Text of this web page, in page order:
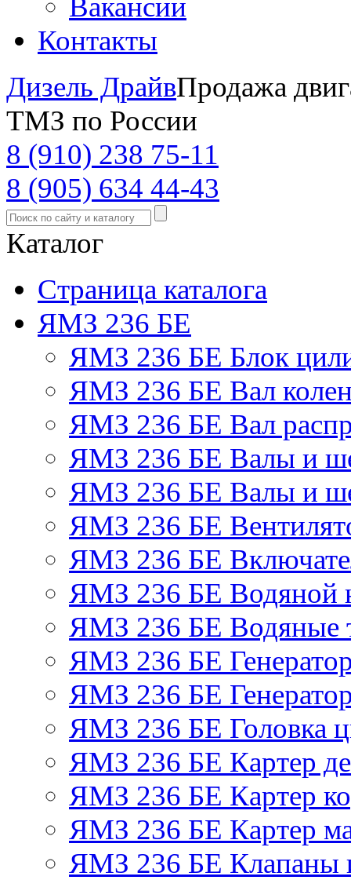
Вакансии
Контакты
Дизель ДрайвПродажа
ТМЗ по России
8 (910) 238 75-11
8 (905) 634 44-43
Каталог
Страница каталога
ЯМЗ 236 БЕ
ЯМЗ 236 БЕ Блок
ЯМЗ 236 БЕ Вал
ЯМЗ 236 БЕ Вал
ЯМЗ 236 БЕ Валы и
ЯМЗ 236 БЕ Валы и
ЯМЗ 236 БЕ
ЯМЗ 236 БЕ
ЯМЗ 236 БЕ Водяной
ЯМЗ 236 БЕ Водяные
ЯМЗ 236 БЕ
ЯМЗ 236 БЕ
ЯМЗ 236 БЕ Головка
ЯМЗ 236 БЕ Картер
ЯМЗ 236 БЕ Картер
ЯМЗ 236 БЕ Картер
ЯМЗ 236 БЕ Клапаны